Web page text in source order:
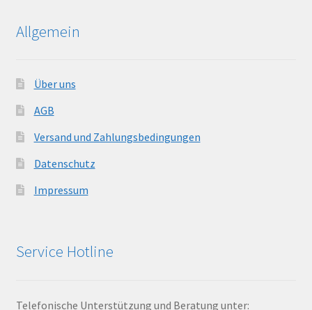
Allgemein
Über uns
AGB
Versand und Zahlungsbedingungen
Datenschutz
Impressum
Service Hotline
Telefonische Unterstützung und Beratung unter: